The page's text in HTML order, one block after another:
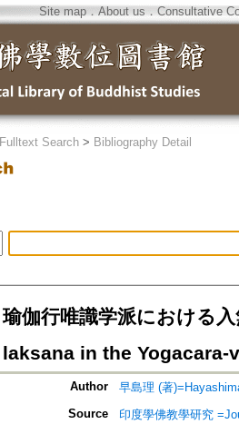
Site map．About us ． Consultative
Fulltext Search > Bibliography Detail
瑜伽行唯識学派における
laksana in the Yogacara-
Author
早島理 (著
Source
印度學佛教學研究